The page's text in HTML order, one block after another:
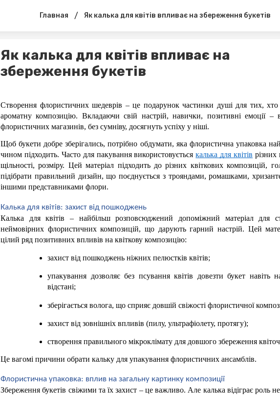
Главная / Як калька для квітів впливає на збереження букетів
Як калька для квітів впливає на
збереження букетів
Створення флористичних шедеврів – це подарунок частинки душі для тих,
ароматну композицію. Вкладаючи свій настрій, навички, позитивні емоції –
флористичних магазинів, без сумніву, досягнуть успіху у ніші.
Щоб букети добре зберігались, потрібно обдумати, яка флористична упаковка
чином підходить. Часто для пакування використовується калька для квітів різних
щільності, розміру. Цей матеріал підходить до різних квіткових композицій,
підібрати правильний дизайн, що поєднується з трояндами, ромашками,
іншими представниками флори.
Калька для квітів: захист від пошкоджень
Калька для квітів – найбільш розповсюджений допоміжний матеріал для
неймовірних флористичних композицій, що дарують гарний настрій. Цей
цілий ряд позитивних впливів на квіткову композицію:
захист від пошкоджень ніжних пелюстків квітів;
упакування дозволяє без псування квітів довезти букет навіть
відстані;
зберігається волога, що сприяє довшій свіжості флористичної
захист від зовнішніх впливів (пилу, ультрафіолету, протягу);
створення правильного мікроклімату для довшого збереження
Це вагомі причини обрати кальку для упакування флористичних ансамблів.
Флористична упаковка: вплив на загальну картинку композиції
Збереження букетів свіжими та їх захист – це важливо. Але калька відіграє роль